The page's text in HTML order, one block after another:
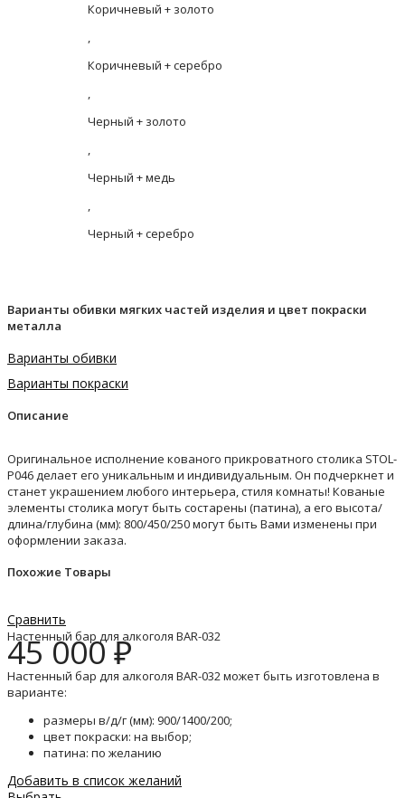
Коричневый + золото
,
Коричневый + серебро
,
Черный + золото
,
Черный + медь
,
Черный + серебро
Варианты обивки мягких частей изделия и цвет покраски
металла
Варианты обивки
Варианты покраски
Описание
Оригинальное исполнение кованого прикроватного столика STOL-
P046 делает его уникальным и индивидуальным. Он подчеркнет и
станет украшением любого интерьера, стиля комнаты! Кованые
элементы столика могут быть состарены (патина), а его высота/
длина/глубина (мм): 800/450/250 могут быть Вами изменены при
оформлении заказа.
Похожие Товары
Сравнить
Настенный бар для алкоголя BAR-032
45 000₽
Настенный бар для алкоголя BAR-032 может быть изготовлена в
варианте:
размеры в/д/г (мм): 900/1400/200;
цвет покраски: на выбор;
патина: по желанию
Добавить в список желаний